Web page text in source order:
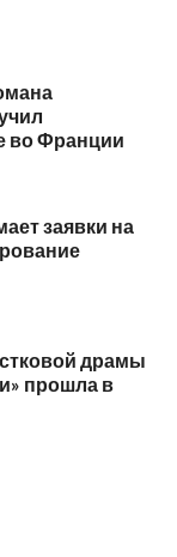
во Франции
заявки на
драмы
прошла в